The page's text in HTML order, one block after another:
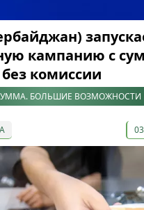
кампанию с
без комиссии
БОЛЬШИЕ ВОЗМОЖНОСТИ